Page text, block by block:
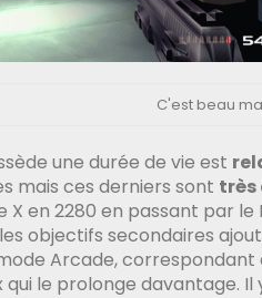
C'est beau
une durée de vie est
mais ces derniers sont très
X en 2280 en passant par le
objectifs secondaires
Arcade, correspondant
le prolonge davantage. Il